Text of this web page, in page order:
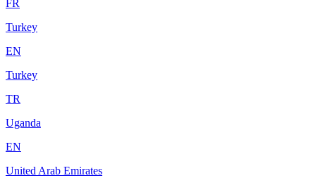
FR
Turkey
EN
Turkey
TR
Uganda
EN
United Arab Emirates